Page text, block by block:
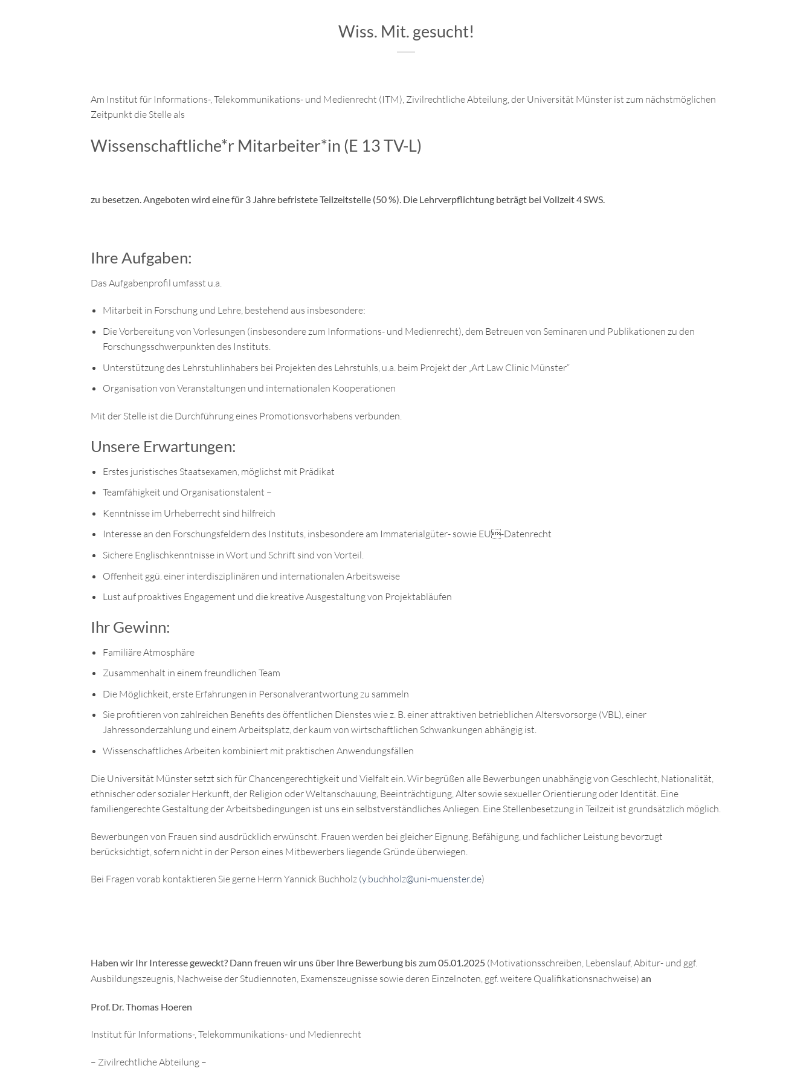
Wiss. Mit. gesucht!
Am Institut für Informations-, Telekommunikations- und Medienrecht (ITM), Zivilrechtliche Abteilung, der Universität Münster ist zum nächstmöglichen
Zeitpunkt die Stelle als
Wissenschaftliche*r Mitarbeiter*in (E 13 TV-L)
zu besetzen. Angeboten wird eine für 3 Jahre befristete Teilzeitstelle (50 %). Die Lehrverpflichtung beträgt bei Vollzeit 4 SWS.
Ihre Aufgaben:
Das Aufgabenprofil umfasst u.a.
Mitarbeit in Forschung und Lehre, bestehend aus insbesondere:
Die Vorbereitung von Vorlesungen (insbesondere zum Informations- und Medienrecht), dem Betreuen von Seminaren und Publikationen zu den
Forschungsschwerpunkten des Instituts.
Unterstützung des Lehrstuhlinhabers bei Projekten des Lehrstuhls, u.a. beim Projekt der „Art Law Clinic Münster“
Organisation von Veranstaltungen und internationalen Kooperationen
Mit der Stelle ist die Durchführung eines Promotionsvorhabens verbunden.
Unsere Erwartungen:
Erstes juristisches Staatsexamen, möglichst mit Prädikat
Teamfähigkeit und Organisationstalent –
Kenntnisse im Urheberrecht sind hilfreich
Interesse an den Forschungsfeldern des Instituts, insbesondere am Immaterialgüter- sowie EU-Datenrecht
Sichere Englischkenntnisse in Wort und Schrift sind von Vorteil.
Offenheit ggü. einer interdisziplinären und internationalen Arbeitsweise
Lust auf proaktives Engagement und die kreative Ausgestaltung von Projektabläufen
Ihr Gewinn:
Familiäre Atmosphäre
Zusammenhalt in einem freundlichen Team
Die Möglichkeit, erste Erfahrungen in Personalverantwortung zu sammeln
Sie profitieren von zahlreichen Benefits des öffentlichen Dienstes wie z. B. einer attraktiven betrieblichen Altersvorsorge (VBL), einer
Jahressonderzahlung und einem Arbeitsplatz, der kaum von wirtschaftlichen Schwankungen abhängig ist.
Wissenschaftliches Arbeiten kombiniert mit praktischen Anwendungsfällen
Die Universität Münster setzt sich für Chancengerechtigkeit und Vielfalt ein. Wir begrüßen alle Bewerbungen unabhängig von Geschlecht, Nationalität,
ethnischer oder sozialer Herkunft, der Religion oder Weltanschauung, Beeinträchtigung, Alter sowie sexueller Orientierung oder Identität. Eine
familiengerechte Gestaltung der Arbeitsbedingungen ist uns ein selbstverständliches Anliegen. Eine Stellenbesetzung in Teilzeit ist grundsätzlich möglich.
Bewerbungen von Frauen sind ausdrücklich erwünscht. Frauen werden bei gleicher Eignung, Befähigung, und fachlicher Leistung bevorzugt
berücksichtigt, sofern nicht in der Person eines Mitbewerbers liegende Gründe überwiegen.
Bei Fragen vorab kontaktieren Sie gerne Herrn Yannick Buchholz (y.buchholz@uni-muenster.de)
Haben wir Ihr Interesse geweckt? Dann freuen wir uns über Ihre Bewerbung bis zum 05.01.2025(Motivationsschreiben, Lebenslauf, Abitur- und ggf.
Ausbildungszeugnis, Nachweise der Studiennoten, Examenszeugnisse sowie deren Einzelnoten, ggf. weitere Qualifikationsnachweise) an
Prof. Dr. Thomas Hoeren
Institut für Informations-, Telekommunikations- und Medienrecht
– Zivilrechtliche Abteilung –